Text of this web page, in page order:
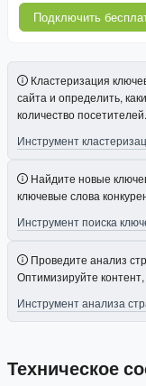
Подключить
Кластеризация
сайта и определить,
количество посетителей.
Инструмент
Найдите новые
ключевые слова
Инструмент поиска
Проведите анализ
Оптимизируйте
Инструмент анализа
Техническое